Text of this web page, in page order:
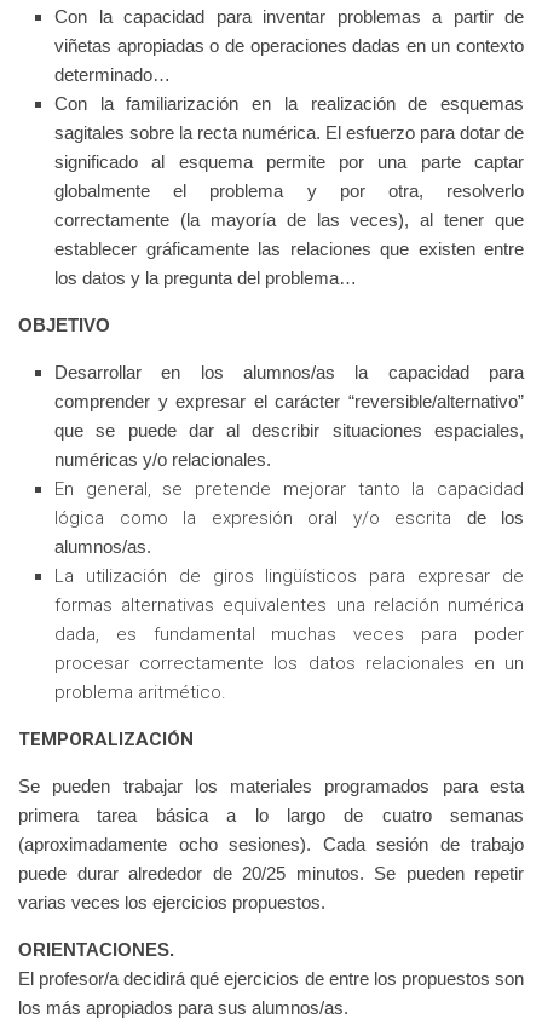
Con la capacidad para inventar problemas a partir de
viñetas apropiadas o de operaciones dadas en un contexto
determinado…
Con la familiarización en la realización de esquemas
sagitales sobre la recta numérica. El esfuerzo para dotar de
significado al esquema permite por una parte captar
globalmente el problema y por otra, resolverlo
correctamente (la mayoría de las veces), al tener que
establecer gráficamente las relaciones que existen entre
los datos y la pregunta del problema…
OBJETIVO
Desarrollar en los alumnos/as la capacidad para
comprender y expresar el carácter “reversible/alternativo”
que se puede dar al describir situaciones espaciales,
numéricas y/o relacionales.
En general, se pretende mejorar tanto la capacidad
lógica como la expresión oral y/o escrita de los
alumnos/as.
La utilización de giros lingüísticos para expresar de
formas alternativas equivalentes una relación numérica
dada, es fundamental muchas veces para poder
procesar correctamente los datos relacionales en un
problema aritmético.
TEMPORALIZACIÓN
Se pueden trabajar los materiales programados para esta
primera tarea básica a lo largo de cuatro semanas
(aproximadamente ocho sesiones). Cada sesión de trabajo
puede durar alrededor de 20/25 minutos. Se pueden repetir
varias veces los ejercicios propuestos.
ORIENTACIONES.
El profesor/a decidirá qué ejercicios de entre los propuestos son
los más apropiados para sus alumnos/as.